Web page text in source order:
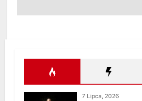
7 Lipca, 2026